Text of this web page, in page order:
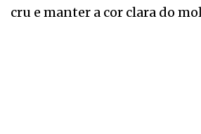
cru e manter a cor clara do